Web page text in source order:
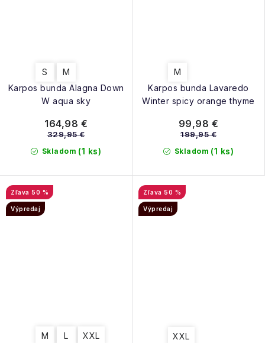
Karpos bunda Alagna Down
W aqua sky
S M
Skladom (1 ks)
164,98 €
329,95 €
Karpos bunda Lavaredo
Winter spicy orange thyme
M
Skladom (1 ks)
99,98 €
199,95 €
50 %
Výpredaj
M L XXL
50 %
Výpredaj
XXL